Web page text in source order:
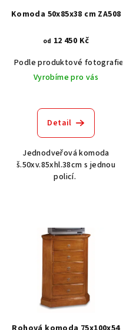
Komoda 50x85x38 cm ZA508
od 12 450 Kč
Podle produktové fotografie
Vyrobíme pro vás
Detail
Jednodveřová komoda
š.50xv.85xhl.38cm s jednou
policí.